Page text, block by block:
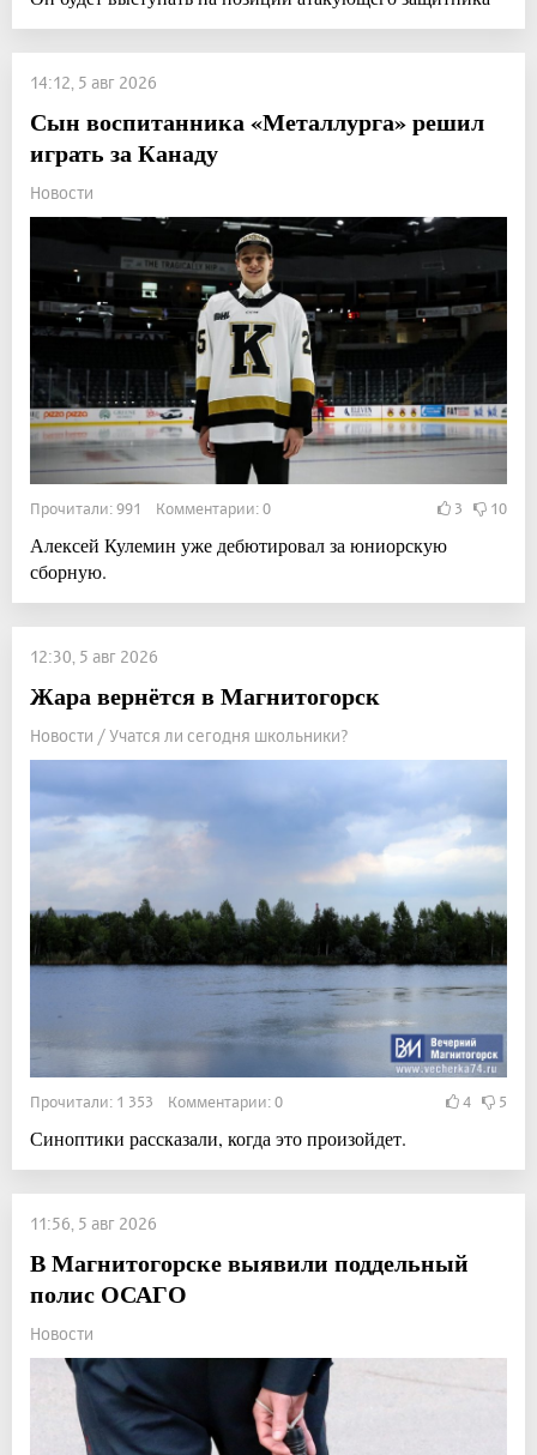
14:12, 5 авг 2026
Сын воспитанника «Металлурга» решил
играть за Канаду
Новости
Прочитали: 991 Комментарии: 0 3 10
Алексей Кулемин уже дебютировал за юниорскую
сборную.
12:30, 5 авг 2026
Жара вернётся в Магнитогорск
Новости / Учатся ли сегодня школьники?
Прочитали: 1 353 Комментарии: 0 4 5
Синоптики рассказали, когда это произойдет.
11:56, 5 авг 2026
В Магнитогорске выявили поддельный
полис ОСАГО
Новости